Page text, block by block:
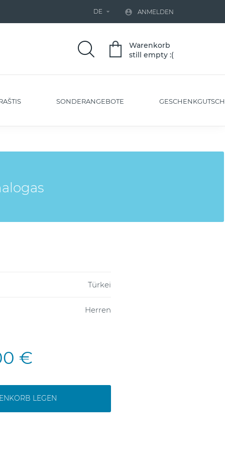
DE   ANMELDEN
Warenkorb
still empty :(
SONDERANGEBOTE
Türkei
Herren
€
LEGEN